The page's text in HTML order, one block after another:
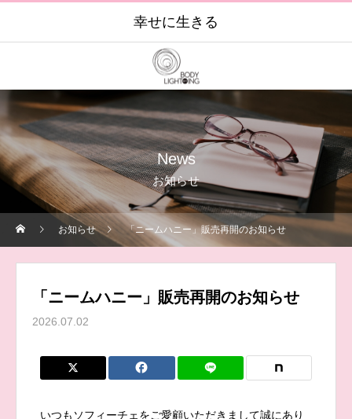
幸せに生きる
News
お知らせ
お知らせ 「ニームハニー」販売再開のお知らせ
「ニームハニー」販売再開のお知らせ
2026.07.02
いつもソフィーチェをご愛顧いただきまして誠にあり